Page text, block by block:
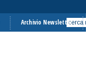
Archivio Newsletter